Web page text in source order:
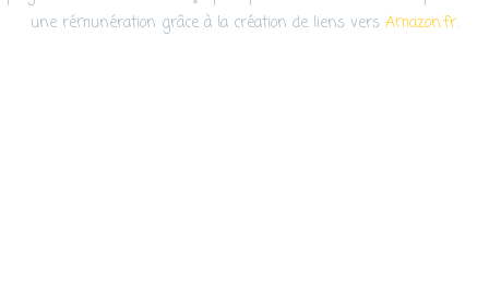
une rémunération grâce à la création de liens vers Amazon.fr.